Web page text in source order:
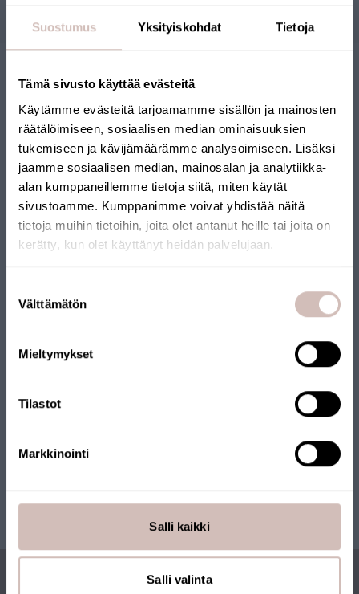
Suostumus Yksityiskohdat Tietoja
Tämä sivusto käyttää evästeitä
Käytämme evästeitä tarjoamamme sisällön ja mainosten
räätälöimiseen, sosiaalisen median ominaisuuksien
tukemiseen ja kävijämäärämme analysoimiseen. Lisäksi
jaamme sosiaalisen median, mainosalan ja analytiikka-
alan kumppaneillemme tietoja siitä, miten käytät
sivustoamme. Kumppanimme voivat yhdistää näitä
tietoja muihin tietoihin, joita olet antanut heille tai joita on
kerätty, kun olet käyttänyt heidän palvelujaan.
valinta
Välttämätön
Mieltymykset
Tilastot
Markkinointi
Salli kaikki
Salli valinta
SUOMALAINEN
VERKKOKAUPPA